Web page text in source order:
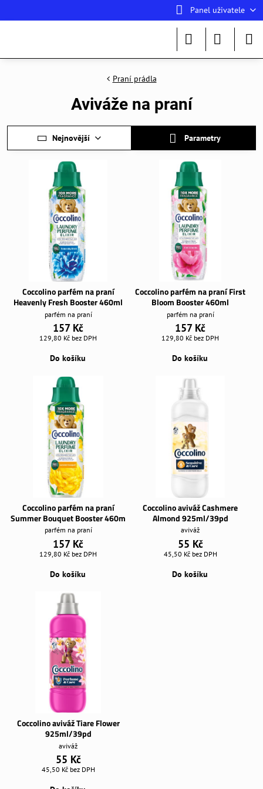
Panel uživatele
Praní prádla
Aviváže na praní
Nejnovější Parametry
Coccolino parfém na praní
Heavenly Fresh Booster 460ml
parfém na praní
157 Kč
129,80 Kč bez DPH
Do košíku
Coccolino parfém na praní First
Bloom Booster 460ml
parfém na praní
157 Kč
129,80 Kč bez DPH
Do košíku
Coccolino parfém na praní
Summer Bouquet Booster 460m
parfém na praní
157 Kč
129,80 Kč bez DPH
Do košíku
Coccolino aviváž Cashmere
Almond 925ml/39pd
aviváž
55 Kč
45,50 Kč bez DPH
Do košíku
Coccolino aviváž Tiare Flower
925ml/39pd
aviváž
55 Kč
45,50 Kč bez DPH